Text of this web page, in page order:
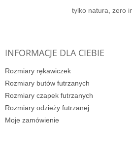
tylko natura, zero
INFORMACJE DLA CIEBIE
Rozmiary rękawiczek
Rozmiary butów futrzanych
Rozmiary czapek futrzanych
Rozmiary odzieży futrzanej
Moje zamówienie